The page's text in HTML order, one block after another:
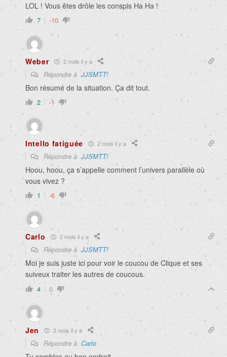
LOL ! Vous êtes drôle les conspis Ha Ha !
7 -10
Weber 2 mois il y a
Répondre à JJSMTT!
Bon résumé de la situation. Ça dit tout.
2 -1
Intello fatiguée 2 mois il y a
Répondre à JJSMTT!
Hoou, hoou, ça s’appelle comment l’univers parallèle où
vous vivez ?
1 -6
Carlo 2 mois il y a
Répondre à JJSMTT!
Moi je suis juste ici pour voir le coucou de Clique et ses
suiveux traiter les autres de coucous.
4 0
Jen 2 mois il y a
Répondre à Carlo